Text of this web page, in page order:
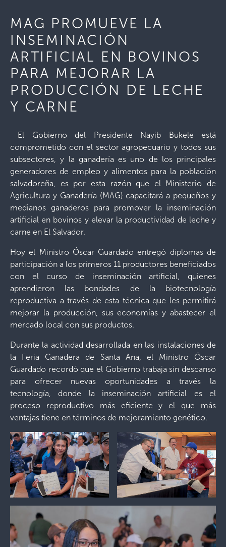
MAG PROMUEVE LA
INSEMINACIÓN
ARTIFICIAL EN BOVINOS
PARA MEJORAR LA
PRODUCCIÓN DE LECHE
Y CARNE
El Gobierno del Presidente Nayib Bukele está
comprometido con el sector agropecuario y todos sus
subsectores, y la ganadería es uno de los principales
generadores de empleo y alimentos para la población
salvadoreña, es por esta razón que el Ministerio de
Agricultura y Ganadería (MAG) capacitará a pequeños y
medianos ganaderos para promover la inseminación
artificial en bovinos y elevar la productividad de leche y
carne en El Salvador.
Hoy el Ministro Óscar Guardado entregó diplomas de
participación a los primeros 11 productores beneficiados
con el curso de inseminación artificial, quienes
aprendieron las bondades de la biotecnología
reproductiva a través de esta técnica que les permitirá
mejorar la producción, sus economías y abastecer el
mercado local con sus productos.
Durante la actividad desarrollada en las instalaciones de
la Feria Ganadera de Santa Ana, el Ministro Óscar
Guardado recordó que el Gobierno trabaja sin descanso
para ofrecer nuevas oportunidades a través la
tecnología, donde la inseminación artificial es el
proceso reproductivo más eficiente y el que más
ventajas tiene en términos de mejoramiento genético.